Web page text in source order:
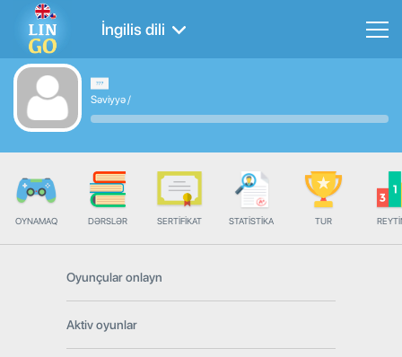
İngilis dili
Səviyyə/
OYNAMAQ DƏRSLƏR SERTIFIKAT STATISTIKA TUR
Oyunçular onlayn
Aktiv oyunlar